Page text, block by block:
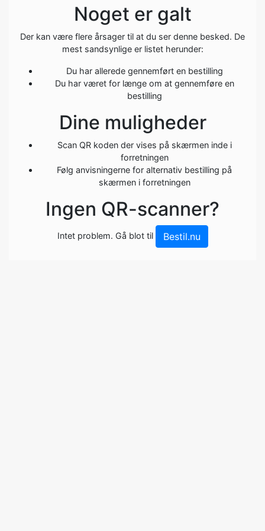
Noget er galt
Der kan være flere årsager til at du ser denne besked. De
mest sandsynlige er listet herunder:
Du har allerede gennemført en bestilling
Du har været for længe om at gennemføre en
bestilling
Dine muligheder
Scan QR koden der vises på skærmen inde i
forretningen
Følg anvisningerne for alternativ bestilling på
skærmen i forretningen
Ingen QR-scanner?
Intet problem. Gå blot til Bestil.nu